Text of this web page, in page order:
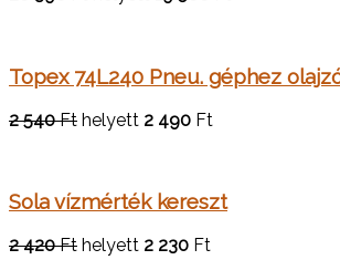
Topex 74L240 Pneu. géphez
2 540 Ft helyett 2 490 Ft
Sola vízmérték kereszt
2 420 Ft helyett 2 230 Ft